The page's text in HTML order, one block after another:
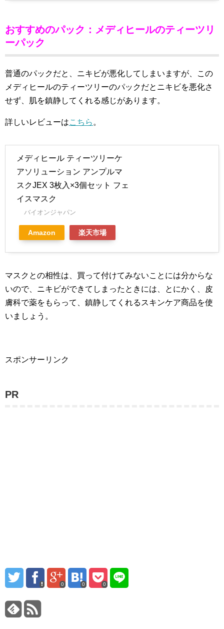
おすすめのパック：メディヒールのティーツリ
ーパック
普通のパックだと、ニキビが悪化してしまいますが、この
メディヒールのティーツリーのパックだとニキビを悪化さ
せず、肌を鎮静してくれる感じがあります。
詳しいレビューはこちら 。
メディヒール ティーツリーケ
アソリューション アンプルマ
スクJEX 3枚入×3個セット フェ
イスマスク
バイオンジャパン
Amazon 楽天市場
マスクとの相性は、買って付けてみないことには分からな
いので、ニキビができてしまったときには、とにかく、皮
膚科で薬をもらって、鎮静してくれるスキンケア商品を使
いましょう。
スポンサーリンク
PR
0 0 0